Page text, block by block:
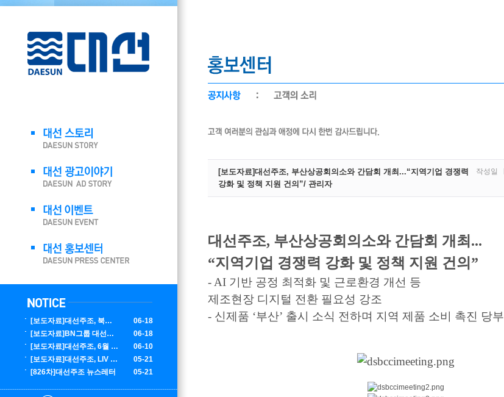
[보도자료]대선주조, 북중미 월드컵 대한민국 응원 에디션 한정 출시
06-18
[보도자료]BN그룹 대선주조, LIV 골프 코리아서 글로벌 마케팅 성료
06-18
[보도자료]대선주조, 6월 부산 K팝 콘서트 홍보 에디션 100만 병 출시
06-10
[보도자료]대선주조, LIV 골프 코리아 공식 주류 후원사 선정
05-21
[826차]대선주조 뉴스레터
05-21
[보도자료]대선주조, 부산상공회의소와 간담회 개최...“지역기업 경쟁력
강화 및 정책 지원 건의”/ 관리자
작성일
대선주조, 부산상공회의소와 간담회 개최...
“지역기업 경쟁력 강화 및 정책 지원 건의”
- AI 기반 공정 최적화 및 근로환경 개선 등
제조현장 디지털 전환 필요성 강조
- 신제품 ‘부산’ 출시 소식 전하며 지역 제품 소비 촉진 당부